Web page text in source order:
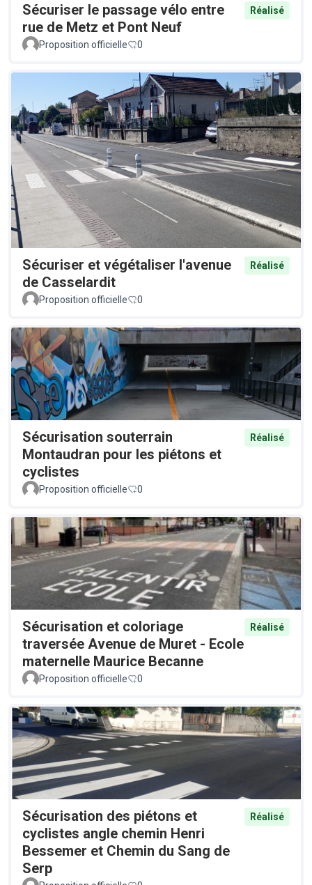
Sécuriser le passage vélo entre
rue de Metz et Pont Neuf
Réalisé
Proposition officielle 0
Sécuriser et végétaliser l'avenue
de Casselardit
Réalisé
Proposition officielle 0
Sécurisation souterrain
Montaudran pour les piétons et
cyclistes
Réalisé
Proposition officielle 0
Sécurisation et coloriage
traversée Avenue de Muret - Ecole
maternelle Maurice Becanne
Réalisé
Proposition officielle 0
Sécurisation des piétons et
cyclistes angle chemin Henri
Bessemer et Chemin du Sang de
Serp
Réalisé